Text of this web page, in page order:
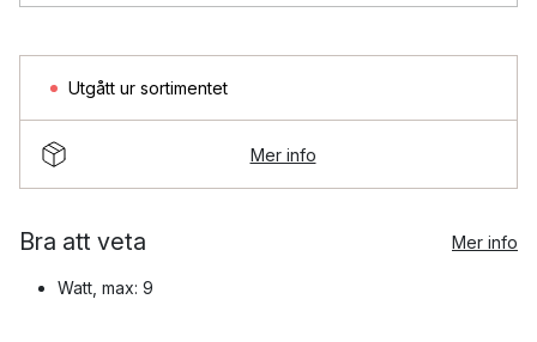
Utgått ur sortimentet
Mer info
Bra att veta Mer info
Watt, max: 9